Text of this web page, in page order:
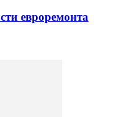
евроремонта